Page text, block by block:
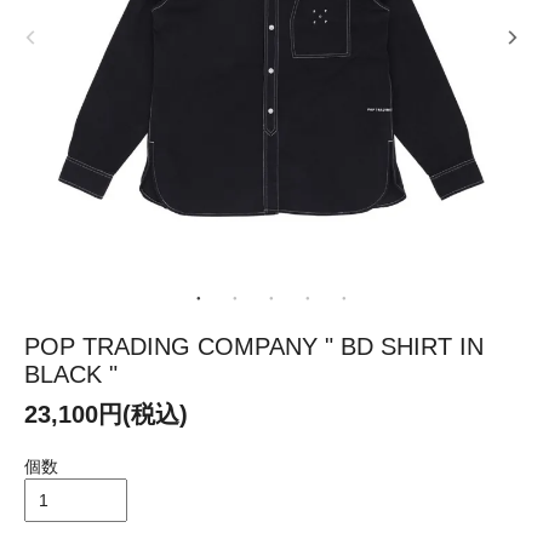
POP TRADING COMPANY " BD SHIRT IN
BLACK "
23,100円(税込)
個数